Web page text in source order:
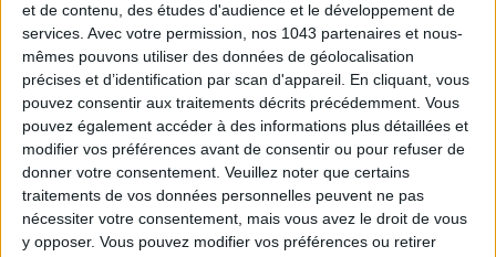
et de contenu, des études d'audience et le développement de
services. Avec votre permission, nos 1043 partenaires et nous-
mêmes pouvons utiliser des données de géolocalisation
précises et d’identification par scan d'appareil. En cliquant, vous
pouvez consentir aux traitements décrits précédemment. Vous
pouvez également accéder à des informations plus détaillées et
modifier vos préférences avant de consentir ou pour refuser de
donner votre consentement. Veuillez noter que certains
traitements de vos données personnelles peuvent ne pas
nécessiter votre consentement, mais vous avez le droit de vous
y opposer. Vous pouvez modifier vos préférences ou retirer
LES EXPOS À RATTRAPER À TOUT PRIX CET ÉTÉ